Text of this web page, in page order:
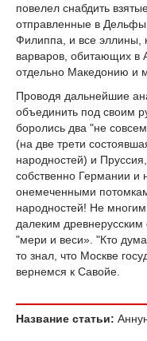
повелел снабдить
отправленные в
Филиппа, и все эллины,
варваров, обитающих в
отдельно Македонию и
Проводя дальнейшие
объединить под своим
боролись два "не
(на две трети
народностей) и
собственно Германии и
онемеченными
народностей! Не
далеким
"мери и веси». "Кто
то знал, что Москве
вернемся к Савойе.
Название статьи: